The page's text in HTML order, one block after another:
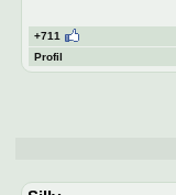
+711
Profil